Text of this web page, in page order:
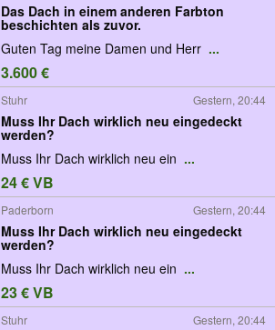
Das Dach in einem anderen Farbton
beschichten als zuvor.
Guten Tag meine Damen und Herr ...
3.600 €
Stuhr Gestern, 20:44
Muss Ihr Dach wirklich neu eingedeckt
werden?
Muss Ihr Dach wirklich neu ein ...
24 € VB
Paderborn Gestern, 20:44
Muss Ihr Dach wirklich neu eingedeckt
werden?
Muss Ihr Dach wirklich neu ein ...
23 € VB
Stuhr Gestern, 20:44